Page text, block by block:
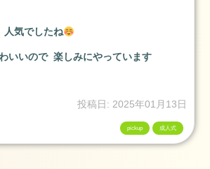
気でしたね
いいので 楽しみにやっています
投稿日: 2025年01月13日
pickup 成人式